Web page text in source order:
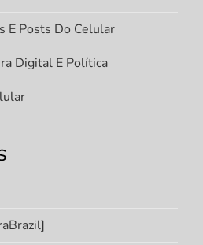
E Posts Do Celular
Digital E Política